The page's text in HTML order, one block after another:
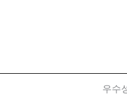
우수